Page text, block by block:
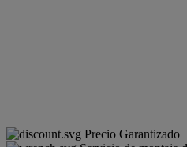
Precio Garantizado